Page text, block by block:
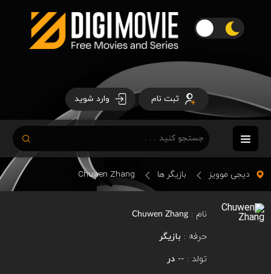
ثبت نام وارد شوید
دیجی موویز بازیگر ها Chuwen Zhang
نام : Chuwen Zhang
حرفه : بازیگر
تولد : -- در